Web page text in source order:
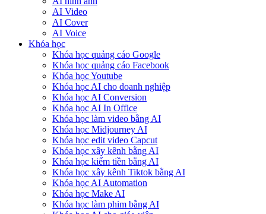
AI Video
AI Cover
AI Voice
Khóa học
Khóa học quảng cáo Google
Khóa học quảng cáo Facebook
Khóa học Youtube
Khóa học AI cho doanh nghiệp
Khóa học AI Conversion
Khóa học AI In Office
Khóa học làm video bằng AI
Khóa học Midjourney AI
Khóa học edit video Capcut
Khóa học xây kênh bằng AI
Khóa học kiếm tiền bằng AI
Khóa học xây kênh Tiktok bằng AI
Khóa học AI Automation
Khóa học Make AI
Khóa học làm phim bằng AI